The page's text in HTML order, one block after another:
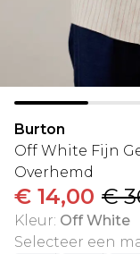
Burton
Off White Fijn
Overhemd
€ 14,00 €
Kleur: Off White
Selecteer een